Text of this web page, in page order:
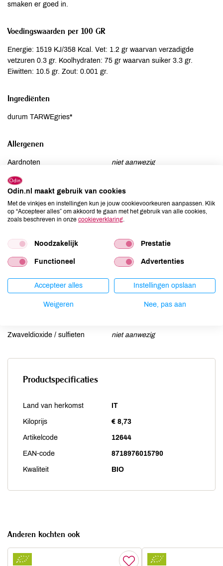
smaken er goed in.
Voedingswaarden per 100 GR
Energie: 1519 KJ/358 Kcal. Vet: 1.2 gr waarvan verzadigde
vetzuren 0.3 gr. Koolhydraten: 75 gr waarvan suiker 3.3 gr.
Eiwitten: 10.5 gr. Zout: 0.001 gr.
Ingrediënten
durum TARWEgries*
Allergenen
Aardnoten
niet aanwezig
Ei
Gluten
aanwezig
Lactose
niet aanwezig
Lupine
niet aanwezig
Noten
kan bevatten
Schaaldieren
niet aanwezig
Selderij
niet aanwezig
Sesam
kan bevatten
Soja
kan bevatten
niet aanwezig
Zwaveldioxide / sulfieten
niet aanwezig
Productspecificaties
Land van herkomst IT
Kiloprijs € 8,73
Artikelcode 12644
EAN-code 8718976015790
Kwaliteit BIO
Anderen kochten ook
Odin.nl maakt gebruik van cookies
Met de vinkjes en instellingen kun je jouw cookievoorkeuren aanpassen. Klik
op “Accepteer alles” om akkoord te gaan met het gebruik van alle cookies,
zoals beschreven in onze cookieverklaring
Noodzakelijk Prestatie
Functioneel Advertenties
Accepteer alles Instellingen opslaan
Weigeren Nee, pas aan